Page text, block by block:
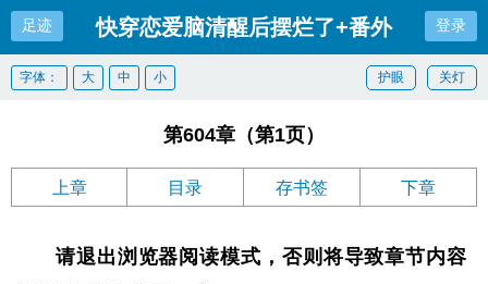
足迹 快穿恋爱脑清醒后摆烂了+番外 登录
关灯
护眼
字体： 大 中 小
第604章（第1页）
上章 目录 存书签 下章
请退出浏览器阅读模式，否则将导致章节内容